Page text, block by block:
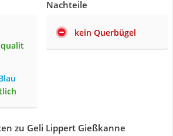
Nachteile
kein Querbügel
zu Geli Lippert Gießkanne